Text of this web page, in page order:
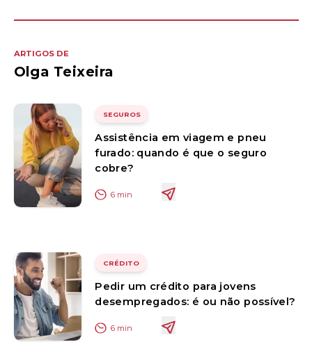
ARTIGOS DE
Olga Teixeira
SEGUROS
Assistência em viagem e pneu
furado: quando é que o seguro
cobre?
6 min
CRÉDITO
Pedir um crédito para jovens
desempregados: é ou não possível?
6 min